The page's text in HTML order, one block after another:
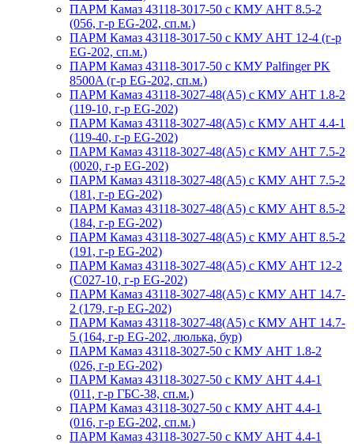
ПАРМ Камаз 43118-3017-50 с КМУ АНТ 8.5-2
(056, г-р EG-202, сп.м.)
ПАРМ Камаз 43118-3017-50 с КМУ АНТ 12-4 (г-р
EG-202, сп.м.)
ПАРМ Камаз 43118-3017-50 с КМУ Palfinger PK
8500A (г-р EG-202, сп.м.)
ПАРМ Камаз 43118-3027-48(A5) с КМУ АНТ 1.8-2
(119-10, г-р EG-202)
ПАРМ Камаз 43118-3027-48(A5) с КМУ АНТ 4.4-1
(119-40, г-р EG-202)
ПАРМ Камаз 43118-3027-48(A5) с КМУ АНТ 7.5-2
(0020, г-р EG-202)
ПАРМ Камаз 43118-3027-48(A5) с КМУ АНТ 7.5-2
(181, г-р EG-202)
ПАРМ Камаз 43118-3027-48(A5) с КМУ АНТ 8.5-2
(184, г-р EG-202)
ПАРМ Камаз 43118-3027-48(A5) с КМУ АНТ 8.5-2
(191, г-р EG-202)
ПАРМ Камаз 43118-3027-48(A5) с КМУ АНТ 12-2
(С027-10, г-р EG-202)
ПАРМ Камаз 43118-3027-48(A5) с КМУ АНТ 14.7-
2 (179, г-р EG-202)
ПАРМ Камаз 43118-3027-48(A5) с КМУ АНТ 14.7-
5 (164, г-р EG-202, люлька, бур)
ПАРМ Камаз 43118-3027-50 с КМУ АНТ 1.8-2
(026, г-р EG-202)
ПАРМ Камаз 43118-3027-50 с КМУ АНТ 4.4-1
(011, г-р ГБС-38, сп.м.)
ПАРМ Камаз 43118-3027-50 с КМУ АНТ 4.4-1
(016, г-р EG-202, сп.м.)
ПАРМ Камаз 43118-3027-50 с КМУ АНТ 4.4-1